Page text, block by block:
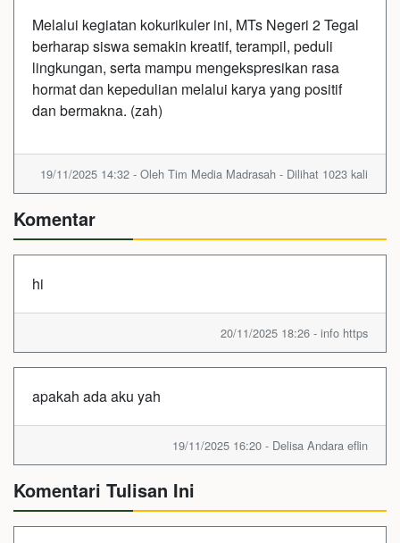
Melalui kegiatan kokurikuler ini, MTs Negeri 2 Tegal
berharap siswa semakin kreatif, terampil, peduli
lingkungan, serta mampu mengekspresikan rasa
hormat dan kepedulian melalui karya yang positif
dan bermakna. (zah)
19/11/2025 14:32 - Oleh Tim Media Madrasah - Dilihat 1023 kali
Komentar
hi
20/11/2025 18:26 - info https
apakah ada aku yah
19/11/2025 16:20 - Delisa Andara eflin
Komentari Tulisan Ini